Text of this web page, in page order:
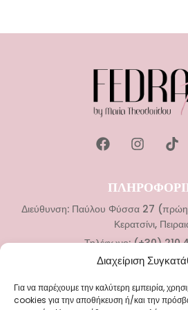
Διαχείριση
Για να παρέχουμε την καλύτερη εμπειρία,
cookies για την αποθήκευση ή/και την
Διεύθυνση: Παύλου Φύσσα 27
Κερατσίνι,
Τηλέφωνο: (+30)
Νυφικά